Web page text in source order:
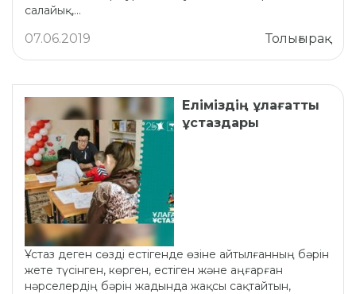
салайық,...
Толығырақ
07.06.2019
Еліміздің ұлағатты
ұстаздары
Ұстаз деген сөзді естігенде өзіне айтылғанның бәрін
жете түсінген, көрген, естіген және аңғарған
нәрселердің бәрін жадында жақсы сақтайтын,